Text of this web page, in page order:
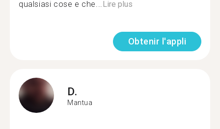
qualsiasi cose e che... Lire plus
Obtenir l'appli
D.
Mantua